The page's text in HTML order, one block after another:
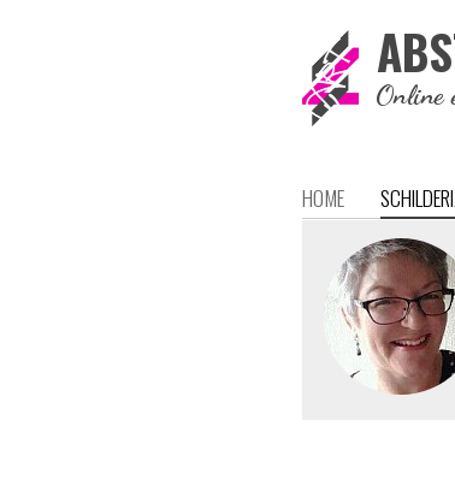
Online
HOME